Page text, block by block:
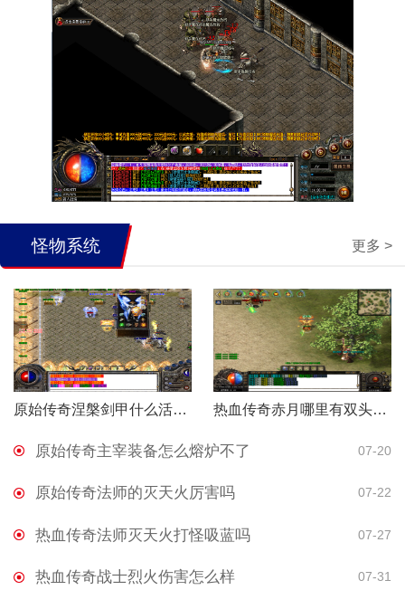
怪物系统 更多 >
原始传奇涅槃剑甲什么活动获得 热血传奇赤月哪里有双头金刚和血魔
原始传奇主宰装备怎么熔炉不了 07-20
原始传奇法师的灭天火厉害吗 07-22
热血传奇法师灭天火打怪吸蓝吗 07-27
热血传奇战士烈火伤害怎么样 07-31